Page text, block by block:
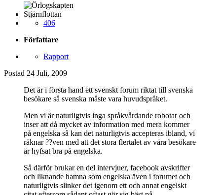
Stjärnflottan
406
Författare
Rapport
Postad 24 Juli, 2009
Det är i första hand ett svenskt forum riktat till svenska
besökare så svenska måste vara huvudspråket.
Men vi är naturligtvis inga språkvårdande robotar och
inser att då mycket av information med mera kommer
på engelska så kan det naturligtvis accepteras ibland, vi
räknar ??ven med att det stora flertalet av våra besökare
är hyfsat bra på engelska.
Så därför brukar en del intervjuer, facebook avskrifter
och liknande hamna som engelska även i forumet och
naturligtvis slinker det igenom ett och annat engelskt